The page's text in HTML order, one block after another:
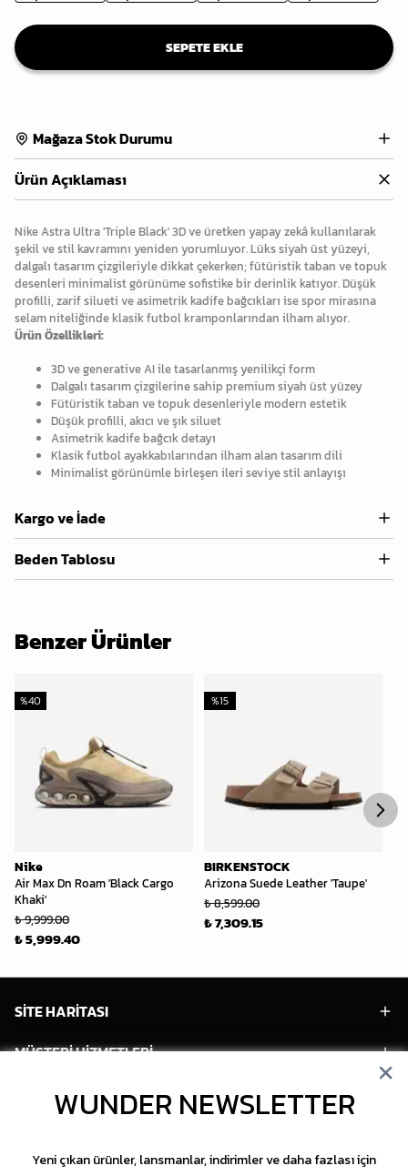
SEPETE EKLE
Mağaza Stok Durumu
Ürün Açıklaması
Nike Astra Ultra 'Triple Black' 3D ve üretken yapay zekâ kullanılarak
şekil ve stil kavramını yeniden yorumluyor. Lüks siyah üst yüzeyi,
dalgalı tasarım çizgileriyle dikkat çekerken; fütüristik taban ve topuk
desenleri minimalist görünüme sofistike bir derinlik katıyor. Düşük
profilli, zarif silueti ve asimetrik kadife bağcıkları ise spor mirasına
selam niteliğinde klasik futbol kramponlarından ilham alıyor.
Ürün Özellikleri:
3D ve generative AI ile tasarlanmış yenilikçi form
Dalgalı tasarım çizgilerine sahip premium siyah üst yüzey
Fütüristik taban ve topuk desenleriyle modern estetik
Düşük profilli, akıcı ve şık siluet
Asimetrik kadife bağcık detayı
Klasik futbol ayakkabılarından ilham alan tasarım dili
Minimalist görünümle birleşen ileri seviye stil anlayışı
Kargo ve İade
Beden Tablosu
Benzer Ürünler
Nike
Air Max Dn Roam 'Black Cargo
Khaki'
%40
₺ 9,999.00
₺ 5,999.40
BIRKENSTOCK
Arizona Suede Leather 'Taupe'
%15
₺ 8,599.00
₺ 7,309.15
SİTE HARİTASI
MÜŞTERİ HİZMETLERİ
HESABIMWUNDER NEWSLETTER
Yeni çıkan ürünler, lansmanlar, indirimler ve daha fazlası için